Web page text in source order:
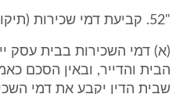
"52. קביעת דמי שכירות (תיקון התשמ"ג)
(א) דמי השכירות בבית עסק
הבית והדייר, ובאין הסכם
שבית הדין יקבע את דמי